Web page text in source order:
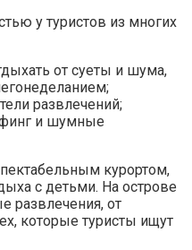
у туристов из многих
от суеты и шума,
развлечений;
и шумные
курортом,
с детьми. На острове
развлечения, от
которые туристы ищут